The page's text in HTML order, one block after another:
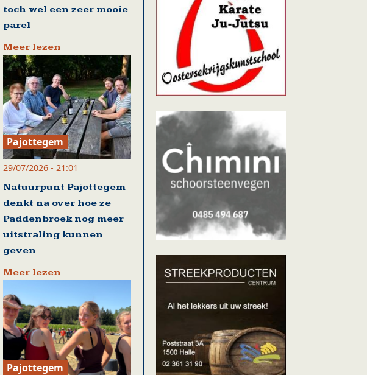
toch wel een zeer mooie
parel
Meer lezen
Pajottegem
29/07/2026 - 21:01
Natuurpunt Pajottegem
denkt na over hoe ze
Paddenbroek nog meer
uitstraling kunnen
geven
Meer lezen
Pajottegem